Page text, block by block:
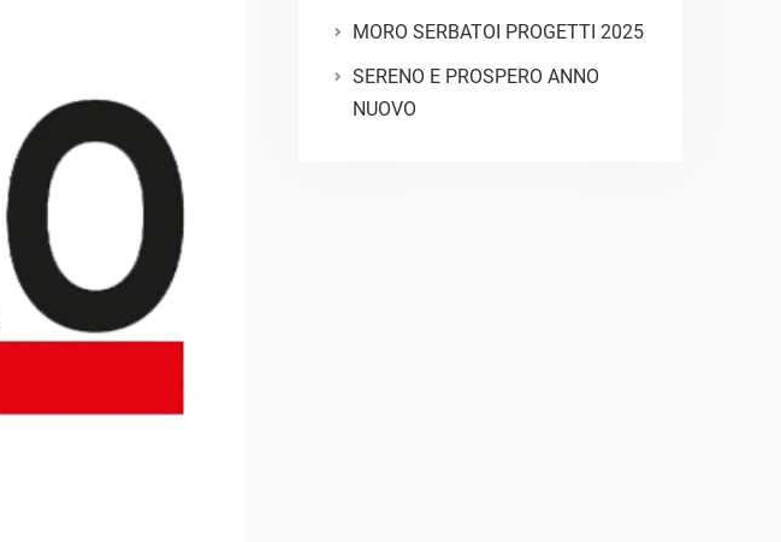
MORO SERBATOI PROGETTI 2025
SERENO E PROSPERO ANNO
NUOVO